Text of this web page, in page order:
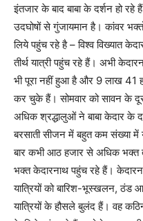
इंतजार के बाद बाबा के दर्शन हो
उदघोषों से गुंजायमान है। कांवर
लिये पहुंच रहे है – विश्व विख्यात
तीर्थ यात्री पहुंच रहे हैं। अभी
भी पूरा नहीं हुआ है और 9 लाख 41
कर चुके हैं। सोमवार को सावन के
अधिक श्रद्धालुओं ने बाबा केदार के
बरसाती सीजन में बहुत कम संख्या में
बार कभी आठ हजार से अधिक भक्त
भक्त केदारनाथ पहुंच रहे हैं।
यात्रियों को बारिश-भूस्खलन, ठंड
यात्रियों के हौसले बुलंद हैं। वह